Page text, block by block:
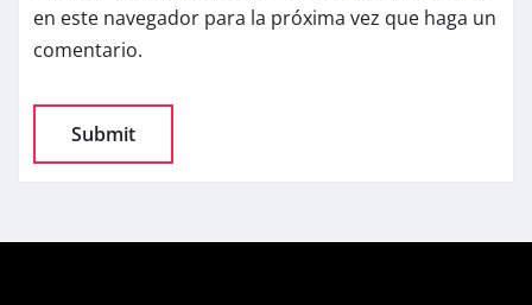
en este navegador para la próxima vez que haga un
comentario.